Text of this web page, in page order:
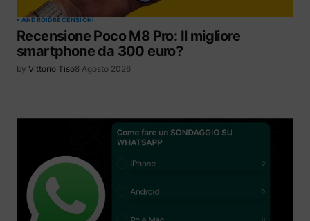
ANDROIDRECENSIONI
Recensione Poco M8 Pro: Il migliore
smartphone da 300 euro?
by Vittorio Tiso8 Agosto 2026